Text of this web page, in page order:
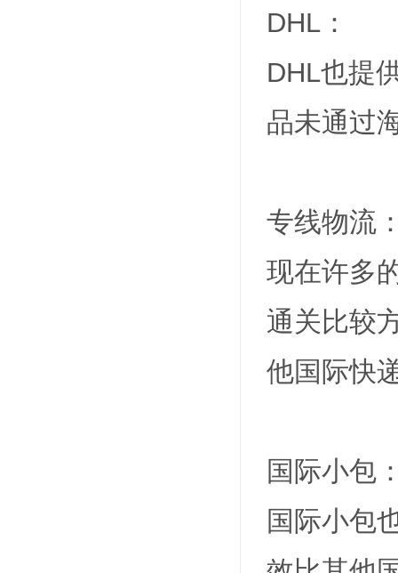
DHL：
DHL也提
品未通过
专线物流
现在许多
通关比较
他国际快
国际小包
国际小包